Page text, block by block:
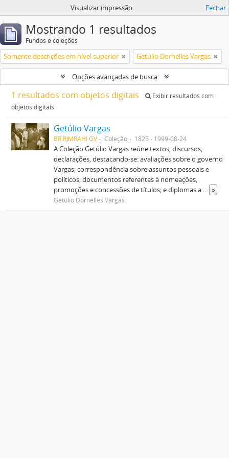
Visualizar impressão Fechar
Mostrando 1 resultados
Fundos e coleções
Somente descrições em nível superior Getúlio Dornelles Vargas
Opções avançadas de busca
1 resultados com objetos digitais
Exibir resultados com
objetos digitais
Getúlio Vargas
BR RJMRAHI GV Coleção 1825 - 1999-08-24
A Coleção Getúlio Vargas reúne textos, discursos,
declarações, destacando-se: avaliações sobre o governo
Vargas; correspondência sobre assuntos pessoais e
políticos; documentos referentes à nomeações,
promoções e concessões de títulos; e diplomas a ... »
Getúlio Dornelles Vargas